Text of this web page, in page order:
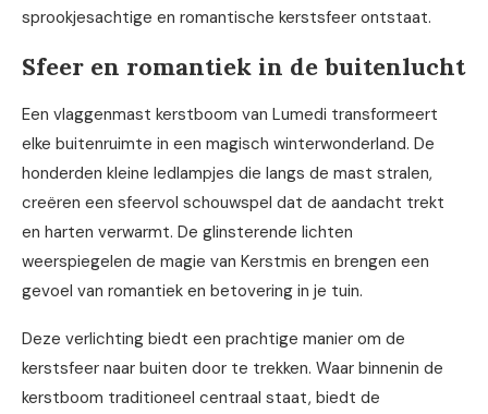
sprookjesachtige en romantische kerstsfeer ontstaat.
Sfeer en romantiek in de buitenlucht
Een vlaggenmast kerstboom van Lumedi transformeert
elke buitenruimte in een magisch winterwonderland. De
honderden kleine ledlampjes die langs de mast stralen,
creëren een sfeervol schouwspel dat de aandacht trekt
en harten verwarmt. De glinsterende lichten
weerspiegelen de magie van Kerstmis en brengen een
gevoel van romantiek en betovering in je tuin.
Deze verlichting biedt een prachtige manier om de
kerstsfeer naar buiten door te trekken. Waar binnenin de
kerstboom traditioneel centraal staat, biedt de